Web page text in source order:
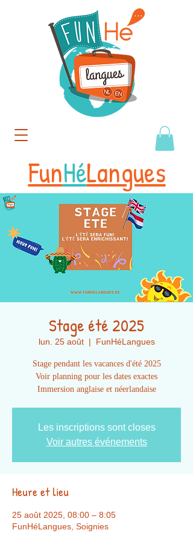
FunHéLangues
Stage été 2025
lun. 25 août
  |
FunHéLangues
Stage pendant les vacances d'été 2025
Voir planning pour les dates exactes
Immersion anglaise et néerlandaise
Les inscriptions sont closes
Voir autres événements
Heure et lieu
25 août 2025, 08:00 – 8:05
FunHéLangues, Soignies